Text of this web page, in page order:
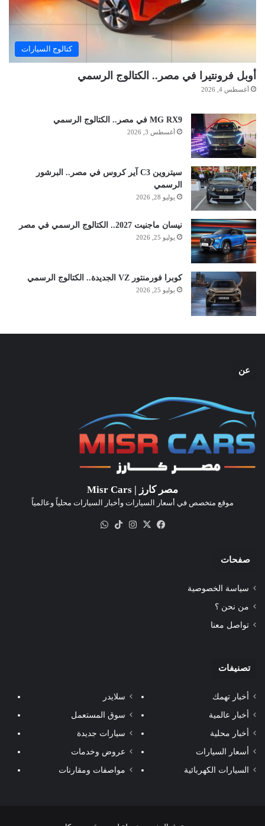
كتالوج السيارات
أوبل فرونتيرا في مصر.. الكتالوج الرسمي
أغسطس 4, 2026
MG RX9 في مصر.. الكتالوج الرسمي
أغسطس 3, 2026
سيتروين C3 آير كروس في مصر.. البرشور
الرسمي
يوليو 28, 2026
نيسان ماجنيت 2027.. الكتالوج الرسمي في مصر
يوليو 25, 2026
كوبرا فورمنتور VZ الجديدة.. الكتالوج الرسمي
يوليو 25, 2026
عن
مصر كارز | Misr Cars
موقع متخصص في أسعار السيارات وأخبار السيارات محلياً وعالمياً
فيسبوك
‫X انستقرام‫TikTok
صفحات
سياسة الخصوصية
من نحن ؟
تواصل معنا
تصنيفات
أخبار تهمك
أخبار عالمية
أخبار محلية
أسعار السيارات
السيارات الكهربائية
سلايدر
سوق المستعمل
سيارات جديدة
عروض وخدمات
مواصفات ومقارنات